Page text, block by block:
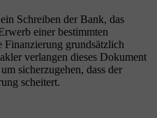
Schreiben der Bank, das
einer bestimmten
grundsätzlich
verlangen dieses Dokument
sicherzugehen, dass der
scheitert.